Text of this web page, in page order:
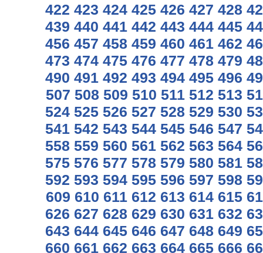
422 423 424 425 426 427 428
439 440 441 442 443 444 445
456 457 458 459 460 461 462
473 474 475 476 477 478 479
490 491 492 493 494 495 496
507 508 509 510 511 512 513
524 525 526 527 528 529 530
541 542 543 544 545 546 547
558 559 560 561 562 563 564
575 576 577 578 579 580 581
592 593 594 595 596 597 598
609 610 611 612 613 614 615
626 627 628 629 630 631 632
643 644 645 646 647 648 649
660 661 662 663 664 665 666